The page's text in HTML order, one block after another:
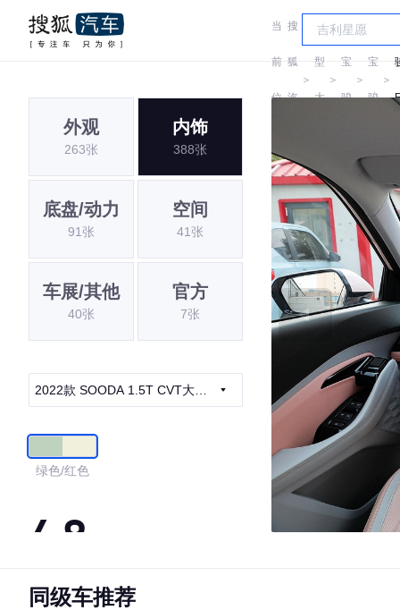
当
前
位
搜
狐
汽
＞
车
型
大
＞
宝
骏
＞
宝
骏
＞
外观
263张
内饰
388张
底盘/动力
91张
空间
41张
车展/其他
40张
官方
7张
2022款 SOODA 1.5T CVT大神
绿色/红色
4.8
·外观表现较为优秀，优于91%同级车
同级车推荐